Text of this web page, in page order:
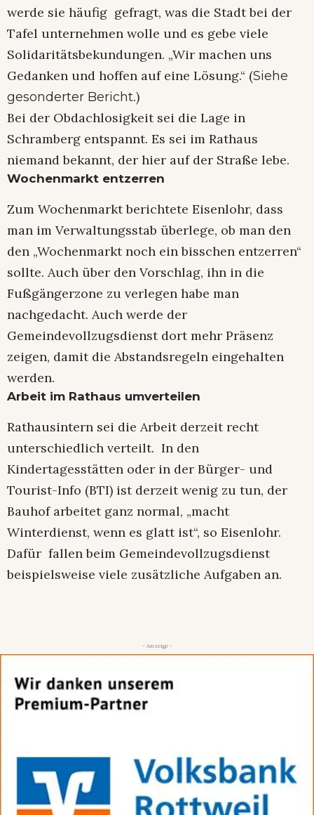
werde sie häufig gefragt, was die Stadt bei der
Tafel unternehmen wolle und es gebe viele
Solidaritätsbekundungen. „Wir machen uns
Gedanken und hoffen auf eine Lösung.“ (Siehe
gesonderter Bericht.)
Bei der Obdachlosigkeit sei die Lage in
Schramberg entspannt. Es sei im Rathaus
niemand bekannt, der hier auf der Straße lebe.
Wochenmarkt entzerren
Zum Wochenmarkt berichtete Eisenlohr, dass
man im Verwaltungsstab überlege, ob man den
den „Wochenmarkt noch ein bisschen entzerren“
sollte. Auch über den Vorschlag, ihn in die
Fußgängerzone zu verlegen habe man
nachgedacht. Auch werde der
Gemeindevollzugsdienst dort mehr Präsenz
zeigen, damit die Abstandsregeln eingehalten
werden.
Arbeit im Rathaus umverteilen
Rathausintern sei die Arbeit derzeit recht
unterschiedlich verteilt. In den
Kindertagesstätten oder in der Bürger- und
Tourist-Info (BTI) ist derzeit wenig zu tun, der
Bauhof arbeitet ganz normal, „macht
Winterdienst, wenn es glatt ist“, so Eisenlohr.
Dafür fallen beim Gemeindevollzugsdienst
beispielsweise viele zusätzliche Aufgaben an.
- Anzeige -